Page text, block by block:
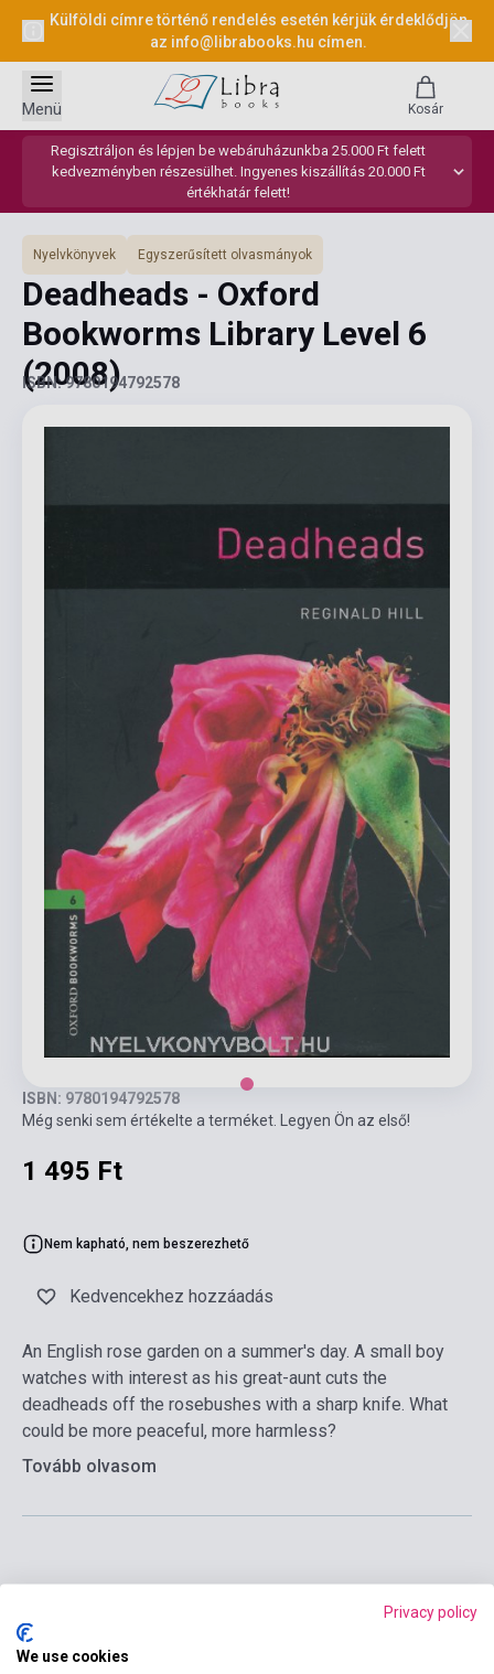
Külföldi címre történő rendelés esetén kérjük érdeklődjön
az info@librabooks.hu címen.
Regisztráljon és lépjen be webáruházunkba 25.000 Ft felett
kedvezményben részesülhet. Ingyenes kiszállítás 20.000 Ft
értékhatár felett!
Menü Kosár
Nyelvkönyvek Egyszerűsített olvasmányok
Deadheads - Oxford
Bookworms Library Level 6
(2008)
ISBN: 9780194792578
ISBN: 9780194792578
Még senki sem értékelte a terméket. Legyen Ön az első!
1 495 Ft
Nem kapható, nem beszerezhető
Kedvencekhez hozzáadás
An English rose garden on a summer's day. A small boy
watches with interest as his great-aunt cuts the
deadheads off the rosebushes with a sharp knife. What
could be more peaceful, more harmless?
Tovább olvasom
Privacy policy
We use cookies